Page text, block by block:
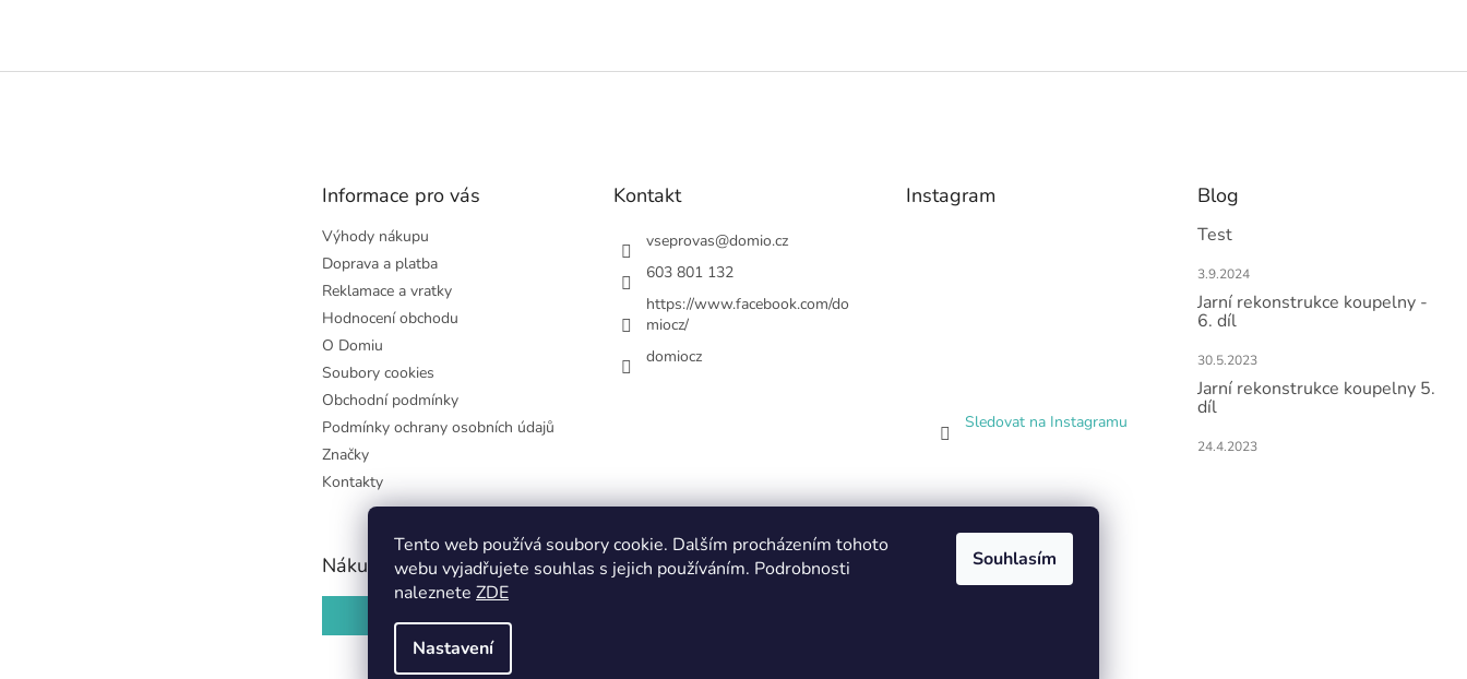
Tento web používá soubory cookie. Dalším procházením tohoto
webu vyjadřujete souhlas s jejich používáním. Podrobnosti
naleznete ZDE
Nastavení
Souhlasím
Z
Informace pro vás
Výhody nákupu
Doprava a platba
Reklamace a vratky
Hodnocení obchodu
O Domiu
Soubory cookies
Obchodní podmínky
Podmínky ochrany osobních údajů
Značky
Kontakty
Kontakt
vseprovas@domio.cz
603 801 132
https://www.facebook.com/do
miocz/
domiocz
Instagram
Sledovat na Instagramu
Blog
Test
3.9.2024
Jarní rekonstrukce koupelny -
6. díl
30.5.2023
Jarní rekonstrukce koupelny 5.
díl
24.4.2023
Nákupní košík